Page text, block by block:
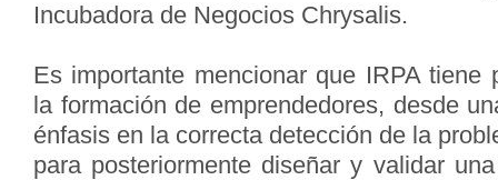
Incubadora de Negocios Chrysalis.
Es importante mencionar que IRPA tiene
la formación de emprendedores, desde
énfasis en la correcta detección de la
para posteriormente diseñar y validar